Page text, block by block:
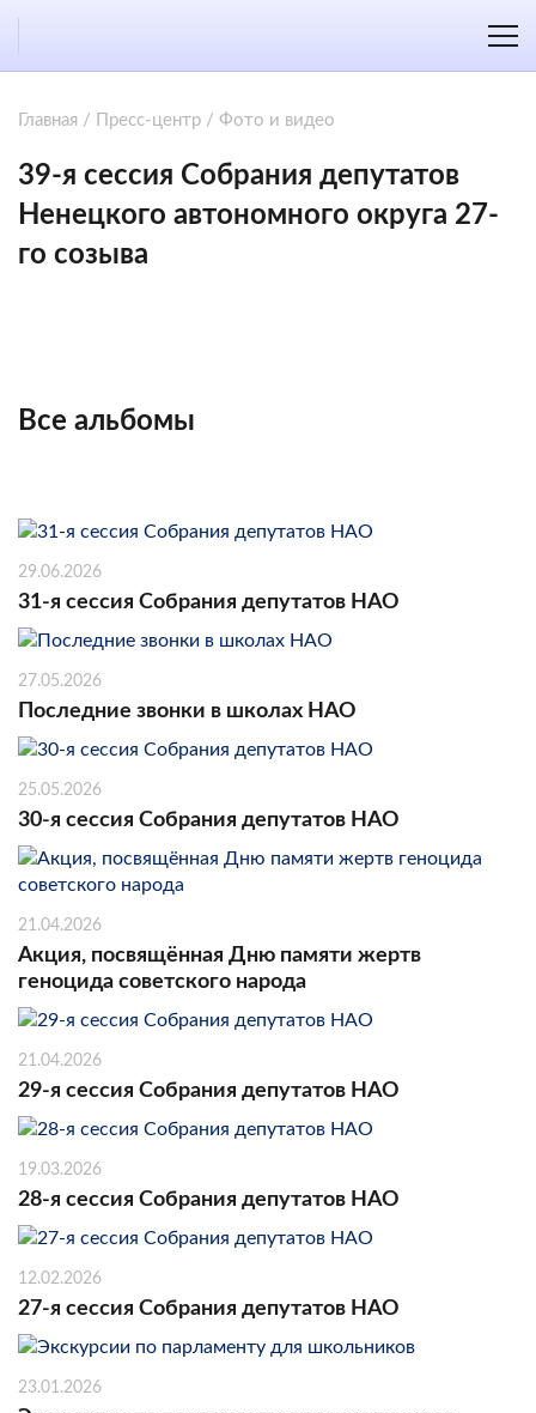
Главная / Пресс-центр / Фото и видео
39-я сессия Собрания депутатов
Ненецкого автономного округа 27-
го созыва
Все альбомы
29.06.2026
31-я сессия Собрания депутатов НАО
27.05.2026
Последние звонки в школах НАО
25.05.2026
30-я сессия Собрания депутатов НАО
21.04.2026
Акция, посвящённая Дню памяти жертв
геноцида советского народа
21.04.2026
29-я сессия Собрания депутатов НАО
19.03.2026
28-я сессия Собрания депутатов НАО
12.02.2026
27-я сессия Собрания депутатов НАО
23.01.2026